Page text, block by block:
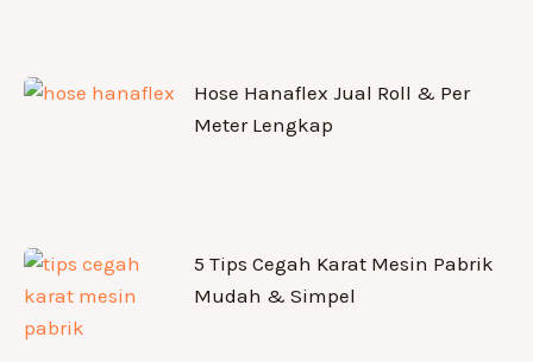
Hose Hanaflex Jual Roll & Per
Meter Lengkap
5 Tips Cegah Karat Mesin Pabrik
Mudah & Simpel